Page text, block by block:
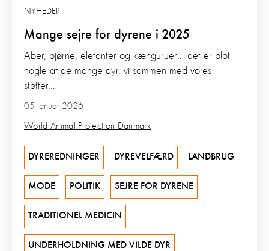
Mange sejre for dyrene i 2025
NYHEDER
05 januar 2026
World Animal Protection Danmark
Aber, bjørne, elefanter og kænguruer… det er blot
nogle af de mange dyr, vi sammen med vores
støtter...
DYREREDNINGER DYREVELFÆRD LANDBRUG
MODE POLITIK SEJRE FOR DYRENE
TRADITIONEL MEDICIN
UNDERHOLDNING MED VILDE DYR